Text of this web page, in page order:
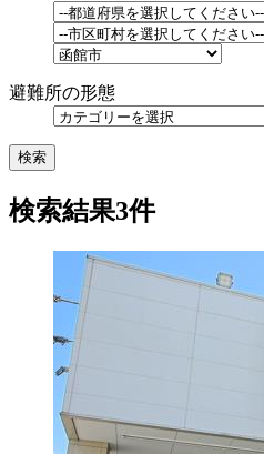
避難所の形態
検索
検索結果3件